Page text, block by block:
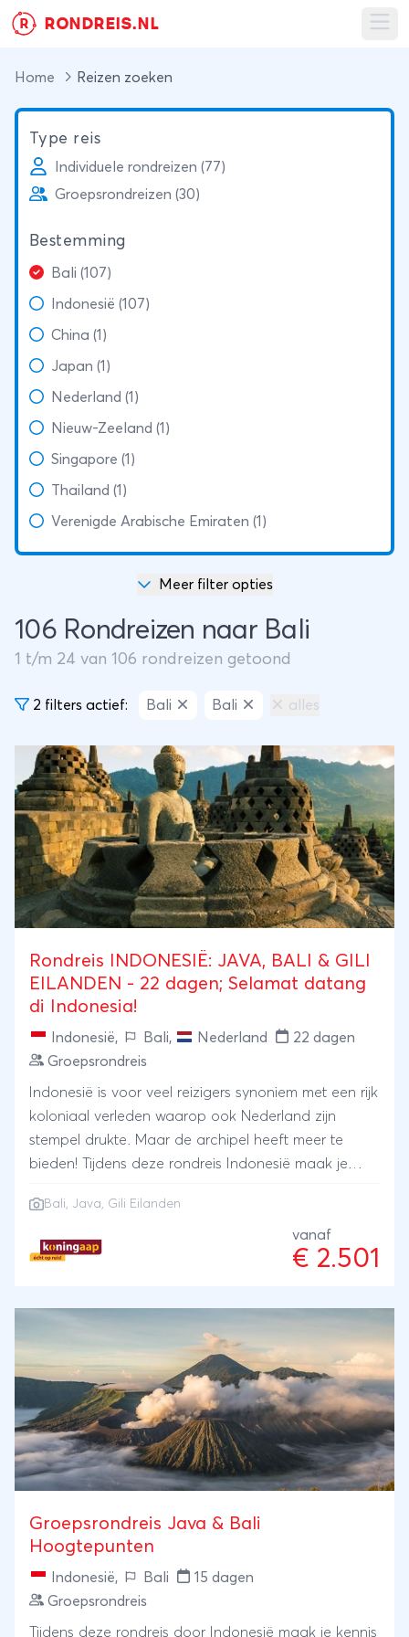
R RONDREIS.NL
Home Reizen zoeken
Type reis
Individuele rondreizen (77)
Groepsrondreizen (30)
Bestemming
Bali (107)
Indonesië (107)
China (1)
Japan (1)
Nederland (1)
Nieuw-Zeeland (1)
Singapore (1)
Thailand (1)
Verenigde Arabische Emiraten (1)
Meer filter opties
106 Rondreizen naar Bali
1 t/m 24 van 106 rondreizen getoond
2 filters actief: Bali Bali alles
Rondreis INDONESIË: JAVA, BALI & GILI
EILANDEN - 22 dagen; Selamat datang
di Indonesia!
Indonesië, Bali, Nederland
22 dagen
Groepsrondreis
Indonesië is voor veel reizigers synoniem met een rijk
koloniaal verleden waarop ook Nederland zijn
stempel drukte. Maar de archipel heeft meer te
bieden! Tijdens deze rondreis Indonesië maak je
vulkanen en het strand en de onderwaterwereld van
de tropische Gili Eilanden. Ook kun je genieten
van indrukwekkende tempels, dans en muziek en
De smakelijke Indonesische keuken maakt je
Bali, Java, Gili Eilanden
vanaf
€ 2.501
Groepsrondreis Java & Bali
Hoogtepunten
Indonesië, Bali
15 dagen
Groepsrondreis
Tijdens deze rondreis door Indonesië maak je kennis